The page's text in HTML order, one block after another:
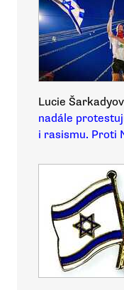
Lucie
nadále
i rasismu. Proti